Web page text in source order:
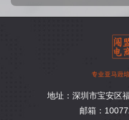
地址：深圳市宝安区
邮箱：